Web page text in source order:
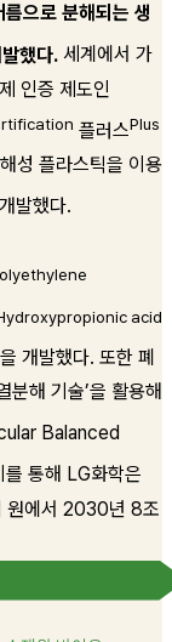
으로 분해되는 생
발했다. 세계에서 가
인증 제도인
플러스Plus
성 플라스틱을 이용
발했다.
acid
개발했다. 또한 폐
분해 기술’을 활용해
Balanced
통해 LG화학은
원에서 2030년 8조